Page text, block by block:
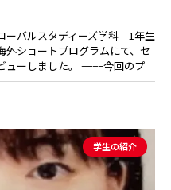
ーバルスタディーズ学科 1年生
ショートプログラムにて、セ
ューしました。 −−−−今回のプ
学生の紹介